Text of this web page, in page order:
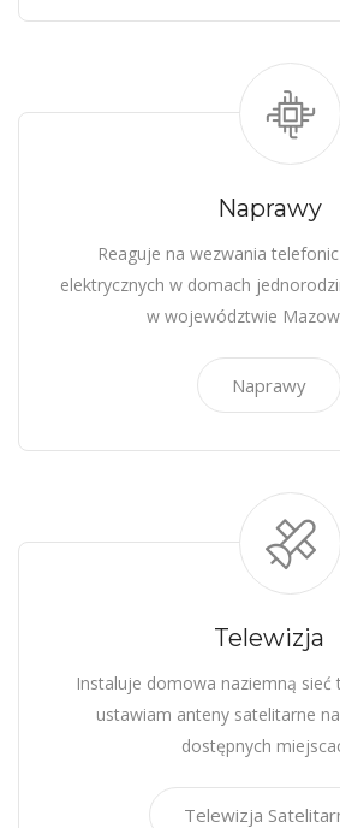
Naprawy
Reaguje na wezwania
elektrycznych w domach
w województwie
Naprawy
Telewizja
Instaluje domowa naziemną sieć
ustawiam anteny satelitarne
dostępnych
Telewizja